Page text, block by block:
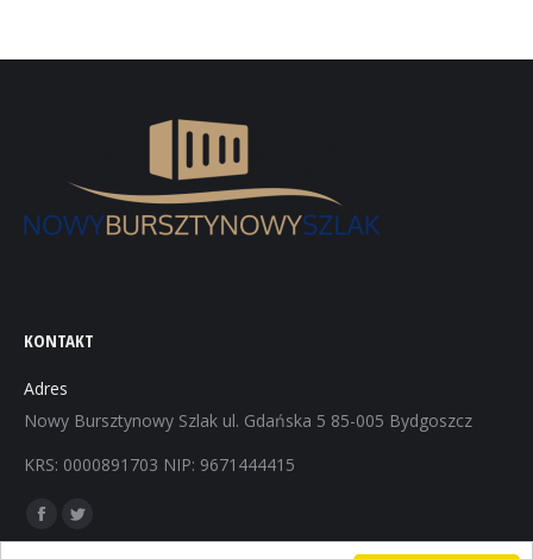
KONTAKT
Adres
Nowy Bursztynowy Szlak ul. Gdańska 5 85-005 Bydgoszcz
KRS: 0000891703 NIP: 9671444415
Znajdź nas na:
Facebook
Twitter